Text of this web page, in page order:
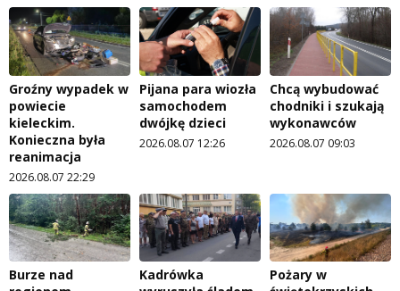
Groźny wypadek w
powiecie
kieleckim.
Konieczna była
reanimacja
2026.08.07 22:29
Pijana para wiozła
samochodem
dwójkę dzieci
2026.08.07 12:26
Chcą wybudować
chodniki i szukają
wykonawców
2026.08.07 09:03
Burze nad
Kadrówka
Pożary w